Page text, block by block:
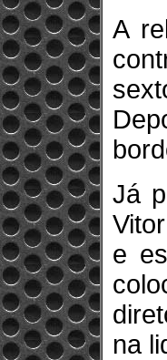
A
Já
e
na